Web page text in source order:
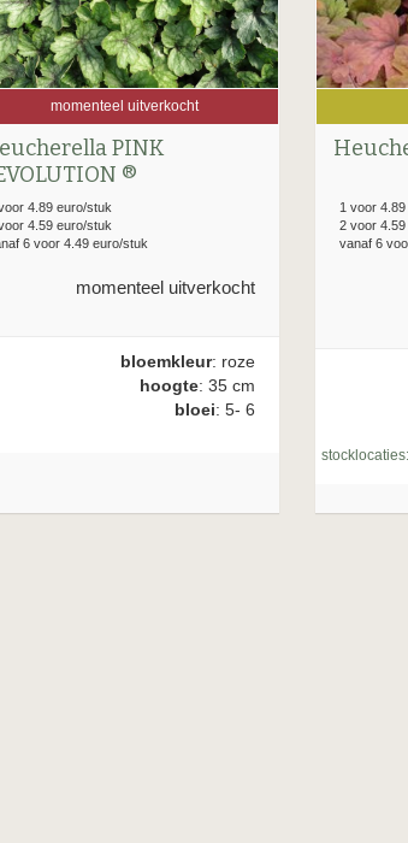
momenteel uitverkocht
PINK
®
4.89 euro/stuk
4.59 euro/stuk
6 voor 4.49 euro/stuk
momenteel uitverkocht
bloemkleur: roze
hoogte: 35 cm
bloei: 5- 6
1 voor
2 voor
vanaf 6
stocklocaties: